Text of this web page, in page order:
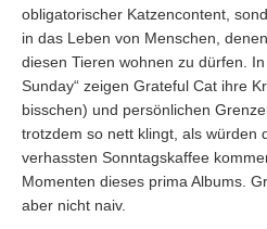
obligatorischer Katzencontent,
in das Leben von Menschen,
diesen Tieren wohnen zu dürfen. In
Sunday“ zeigen Grateful Cat ihre
bisschen) und persönlichen
trotzdem so nett klingt, als würden
verhassten Sonntagskaffee
Momenten dieses prima Albums.
aber nicht naiv.